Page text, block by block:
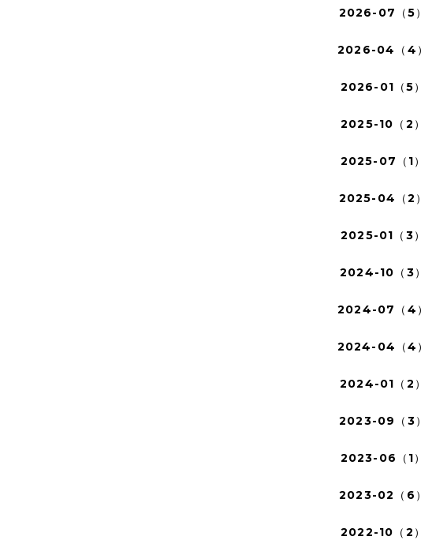
2026-07（5）
2026-04（4）
2026-01（5）
2025-10（2）
2025-07（1）
2025-04（2）
2025-01（3）
2024-10（3）
2024-07（4）
2024-04（4）
2024-01（2）
2023-09（3）
2023-06（1）
2023-02（6）
2022-10（2）